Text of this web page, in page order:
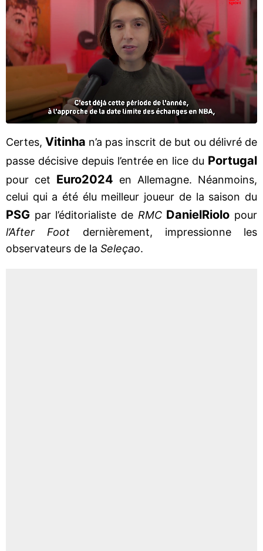
Certes, Vitinha n’a pas inscrit de but ou délivré de
passe décisive depuis l’entrée en lice du Portugal
pour cet Euro2024 en Allemagne. Néanmoins,
celui qui a été élu meilleur joueur de la saison du
PSG par l’éditorialiste de RMC DanielRiolo pour
l’After Foot dernièrement, impressionne les
observateurs de la Seleçao.